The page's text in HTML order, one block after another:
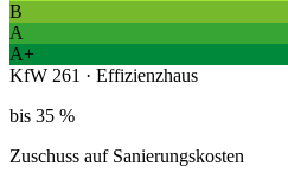
B
A
A+
KfW 261 · Effizienzhaus
bis 35 %
Zuschuss auf Sanierungskosten